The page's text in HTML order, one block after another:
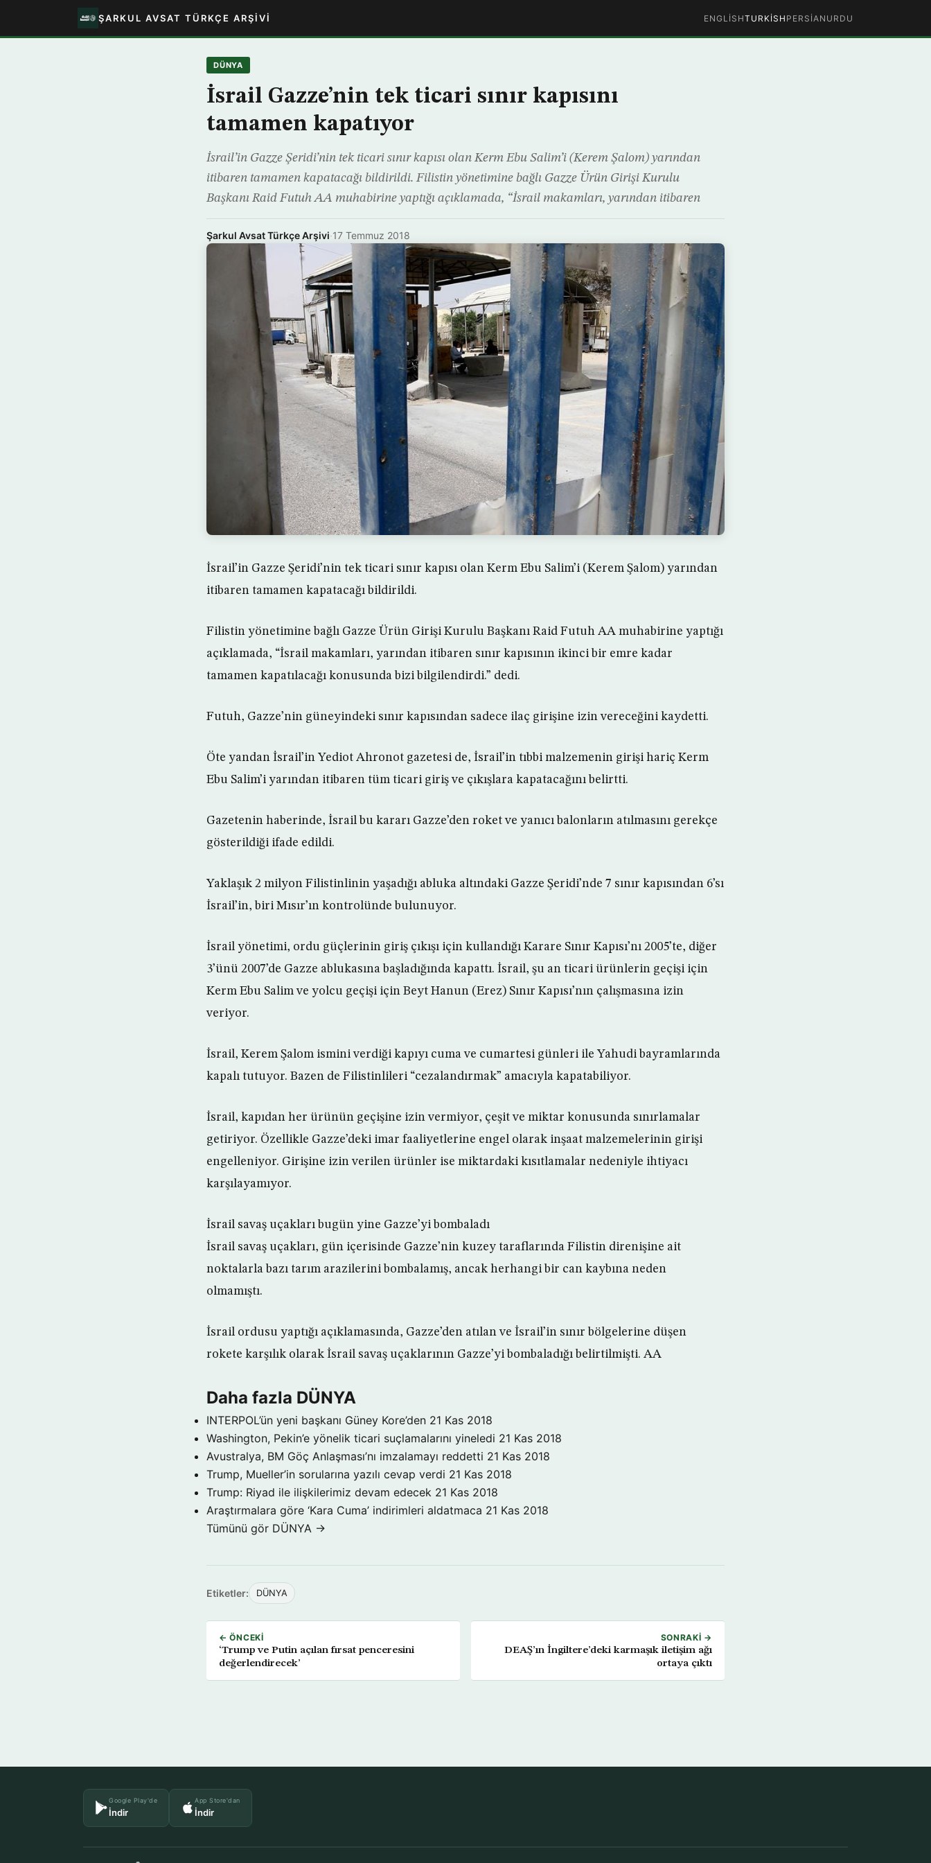
ŞARKUL AVSAT TÜRKÇE ARŞIVI ENGLISHTURKISH PERSIAN URDU
DÜNYA
İsrail Gazze’nin tek ticari sınır kapısını
tamamen kapatıyor
İsrail’in Gazze Şeridi’nin tek ticari sınır kapısı olan Kerm Ebu Salim’i (Kerem Şalom) yarından
itibaren tamamen kapatacağı bildirildi. Filistin yönetimine bağlı Gazze Ürün Girişi Kurulu
Başkanı Raid Futuh AA muhabirine yaptığı açıklamada, “İsrail makamları, yarından itibaren
Şarkul Avsat Türkçe Arşivi·17 Temmuz 2018
İsrail’in Gazze Şeridi’nin tek ticari sınır kapısı olan Kerm Ebu Salim’i (Kerem Şalom) yarından
itibaren tamamen kapatacağı bildirildi.
Filistin yönetimine bağlı Gazze Ürün Girişi Kurulu Başkanı Raid Futuh AA muhabirine yaptığı
açıklamada, “İsrail makamları, yarından itibaren sınır kapısının ikinci bir emre kadar
tamamen kapatılacağı konusunda bizi bilgilendirdi.” dedi.
Futuh, Gazze’nin güneyindeki sınır kapısından sadece ilaç girişine izin vereceğini kaydetti.
Öte yandan İsrail’in Yediot Ahronot gazetesi de, İsrail’in tıbbi malzemenin girişi hariç Kerm
Ebu Salim’i yarından itibaren tüm ticari giriş ve çıkışlara kapatacağını belirtti.
Gazetenin haberinde, İsrail bu kararı Gazze’den roket ve yanıcı balonların atılmasını gerekçe
gösterildiği ifade edildi.
Yaklaşık 2 milyon Filistinlinin yaşadığı abluka altındaki Gazze Şeridi’nde 7 sınır kapısından 6’sı
İsrail’in, biri Mısır’ın kontrolünde bulunuyor.
İsrail yönetimi, ordu güçlerinin giriş çıkışı için kullandığı Karare Sınır Kapısı’nı 2005’te, diğer
3’ünü 2007’de Gazze ablukasına başladığında kapattı. İsrail, şu an ticari ürünlerin geçişi için
Kerm Ebu Salim ve yolcu geçişi için Beyt Hanun (Erez) Sınır Kapısı’nın çalışmasına izin
veriyor.
İsrail, Kerem Şalom ismini verdiği kapıyı cuma ve cumartesi günleri ile Yahudi bayramlarında
kapalı tutuyor. Bazen de Filistinlileri “cezalandırmak” amacıyla kapatabiliyor.
İsrail, kapıdan her ürünün geçişine izin vermiyor, çeşit ve miktar konusunda sınırlamalar
getiriyor. Özellikle Gazze’deki imar faaliyetlerine engel olarak inşaat malzemelerinin girişi
engelleniyor. Girişine izin verilen ürünler ise miktardaki kısıtlamalar nedeniyle ihtiyacı
karşılayamıyor.
İsrail savaş uçakları bugün yine Gazze’yi bombaladı
İsrail savaş uçakları, gün içerisinde Gazze’nin kuzey taraflarında Filistin direnişine ait
noktalarla bazı tarım arazilerini bombalamış, ancak herhangi bir can kaybına neden
olmamıştı.
İsrail ordusu yaptığı açıklamasında, Gazze’den atılan ve İsrail’in sınır bölgelerine düşen
rokete karşılık olarak İsrail savaş uçaklarının Gazze’yi bombaladığı belirtilmişti. AA
Daha fazla DÜNYA
INTERPOL’ün yeni başkanı Güney Kore’den 21 Kas 2018
Washington, Pekin’e yönelik ticari suçlamalarını yineledi 21 Kas 2018
Avustralya, BM Göç Anlaşması’nı imzalamayı reddetti 21 Kas 2018
Trump, Mueller’in sorularına yazılı cevap verdi 21 Kas 2018
Trump: Riyad ile ilişkilerimiz devam edecek 21 Kas 2018
Araştırmalara göre ‘Kara Cuma’ indirimleri aldatmaca 21 Kas 2018
Tümünü gör DÜNYA →
Etiketler: DÜNYA
← ÖNCEKI
‘Trump ve Putin açılan fırsat penceresini
değerlendirecek’
SONRAKI →
DEAŞ’ın İngiltere’deki karmaşık iletişim ağı
ortaya çıktı
Google Play'de
İndir
App Store'dan
İndir